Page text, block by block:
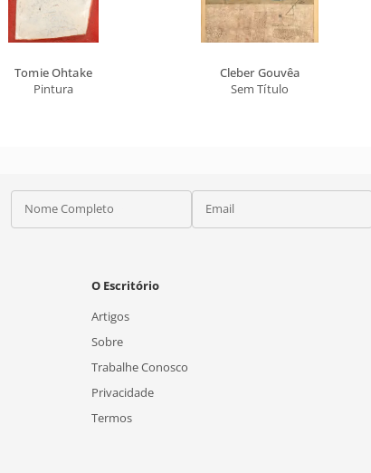
Tomie Ohtake
Pintura
Cleber Gouvêa
Sem Título
Nome Completo Email
O Escritório
Artigos
Sobre
Trabalhe Conosco
Privacidade
Termos